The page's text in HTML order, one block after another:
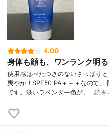
4.00
身体も顔も、ワンランク明る
使用感はべたつきのないさっぱり
爽やか！SPF50 PA＋＋＋なので
です。淡いラベンダー色が、…続き